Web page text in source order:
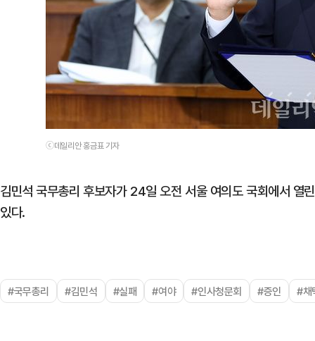
ⓒ데일리안 홍금표 기자
김민석 국무총리 후보자가 24일 오전 서울 여의도 국회에서 열
있다.
#국무총리 #김민석 #실패 #여야 #인사청문회 #증인 #채